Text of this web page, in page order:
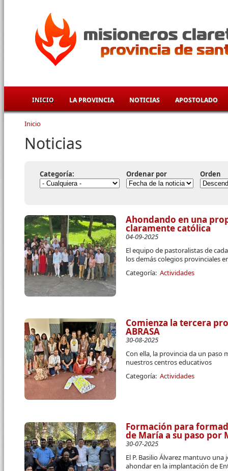
INICIO LA PROVINCIA NOTICIAS APOSTOLADO
Se encuentra usted aquí
Inicio
Noticias
Categoría: Ordenar por Orden
Ahondando en una
claramente católica
04-09-2025
El equipo de pastoralistas de
los demás colegios provinciales
Categoría: Actividades
Comienza la tercera
ABRASA
30-08-2025
Con ella, la provincia da un paso
nuestros centros educativos
Categoría: Actividades
Formación para
de María a su paso por
30-07-2025
El P. Basilio Álvarez mantuvo
ahondar en la implantación de